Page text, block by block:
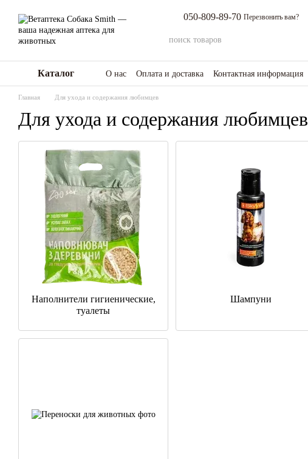
050-809-89-70 Перезвонить вам?
Каталог О нас Оплата и доставка Контактная информация
Возврат товара и средств
Отзывы о магазине
Главная Для ухода и содержания любимцев
Для ухода и содержания любимцев
Наполнители гигиенические,
туалеты
Шампуни